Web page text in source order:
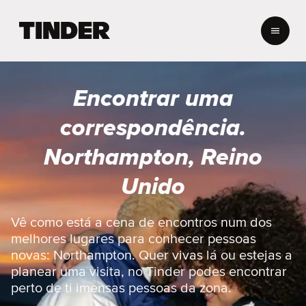
a
n
c
d
o
T
i
n
d
e
Encontrar uma
correspondência.
Northampton, Reino
Unido
Vê como está a cena de encontros num dos
melhores lugares para conhecer pessoas
novas: Northampton. Quer vivas lá ou estejas a
planear uma visita, no Tinder podes encontrar
perto de ti imensas pessoas da zona.